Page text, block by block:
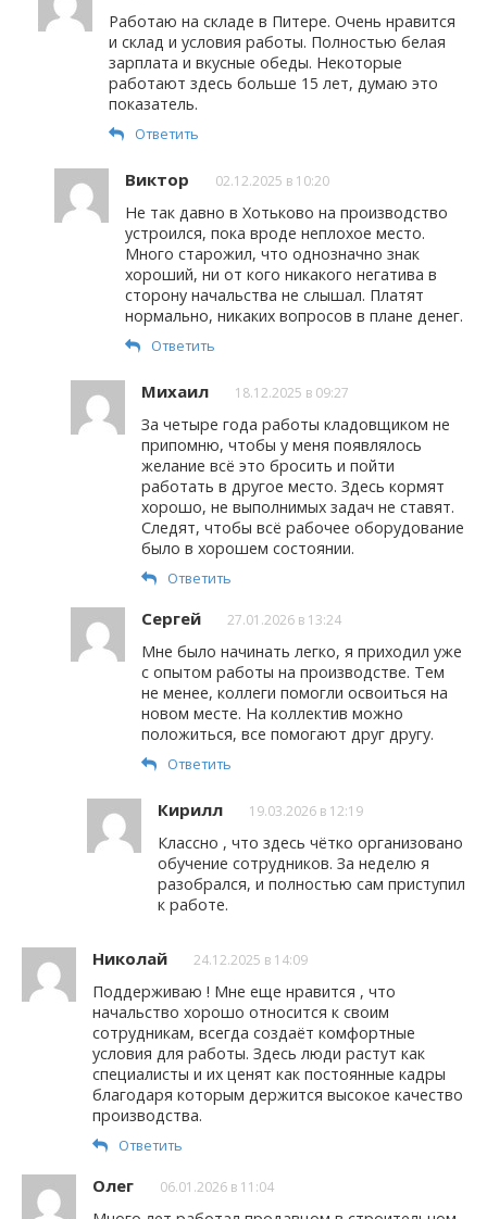
Работаю на складе в Питере. Очень нравится
и склад и условия работы. Полностью белая
зарплата и вкусные обеды. Некоторые
работают здесь больше 15 лет, думаю это
показатель.
Ответить
Виктор 02.12.2025 в 10:20
Не так давно в Хотьково на производство
устроился, пока вроде неплохое место.
Много старожил, что однозначно знак
хороший, ни от кого никакого негатива в
сторону начальства не слышал. Платят
нормально, никаких вопросов в плане денег.
Ответить
Михаил 18.12.2025 в 09:27
За четыре года работы кладовщиком не
припомню, чтобы у меня появлялось
желание всё это бросить и пойти
работать в другое место. Здесь кормят
хорошо, не выполнимых задач не ставят.
Следят, чтобы всё рабочее оборудование
было в хорошем состоянии.
Ответить
Сергей 27.01.2026 в 13:24
Мне было начинать легко, я приходил уже
с опытом работы на производстве. Тем
не менее, коллеги помогли освоиться на
новом месте. На коллектив можно
положиться, все помогают друг другу.
Ответить
Кирилл 19.03.2026 в 12:19
Классно , что здесь чётко организовано
обучение сотрудников. За неделю я
разобрался, и полностью сам приступил
к работе.
Николай 24.12.2025 в 14:09
Поддерживаю ! Мне еще нравится , что
начальство хорошо относится к своим
сотрудникам, всегда создаёт комфортные
условия для работы. Здесь люди растут как
специалисты и их ценят как постоянные кадры
благодаря которым держится высокое качество
производства.
Ответить
Олег 06.01.2026 в 11:04